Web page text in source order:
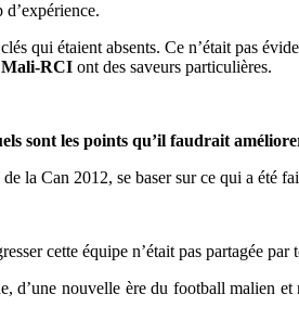
qui étaient absents. Ce n’était pas
Mali-RCI ont des saveurs particulières.
sont les points qu’il faudrait
la Can 2012, se baser sur ce qui a été
cette équipe n’était pas partagée par
d’une nouvelle ère du football malien